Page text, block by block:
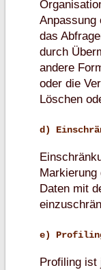
Anpassung
das
durch
andere
oder die
Löschen
d)
Markierung
Daten mit
e)
Profiling ist